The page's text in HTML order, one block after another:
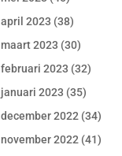
april 2023 (38)
maart 2023 (30)
februari 2023 (32)
januari 2023 (35)
december 2022 (34)
november 2022 (41)